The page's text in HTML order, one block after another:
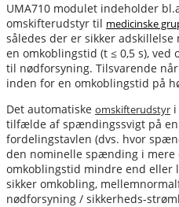
UMA710 modulet indeholder
omskifterudstyr til medicinske
således der er sikker
en omkoblingstid (t ≤ 0,5 s),
til nødforsyning. Tilsvarende
inden for en omkoblingstid på
Det automatiske omskifterudstyr i
tilfælde af spændingssvigt på
fordelingstavlen (dvs. hvor
den nominelle spænding i mere
omkoblingstid mindre end eller
sikker omkobling, mellem
nødforsyning / sikkerheds-